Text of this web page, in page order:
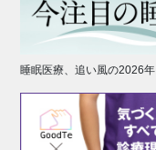
睡眠医療、追い風の2026年